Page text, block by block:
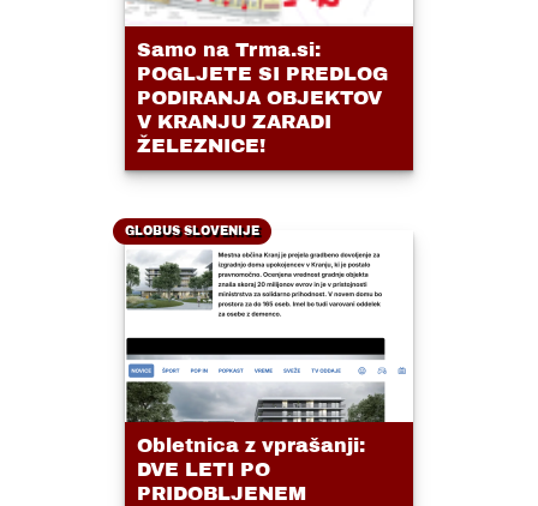
Samo na Trma.si:
POGLJETE SI PREDLOG
PODIRANJA OBJEKTOV
V KRANJU ZARADI
ŽELEZNICE!
GLOBUS SLOVENIJE
Obletnica z vprašanji:
DVE LETI PO
PRIDOBLJENEM